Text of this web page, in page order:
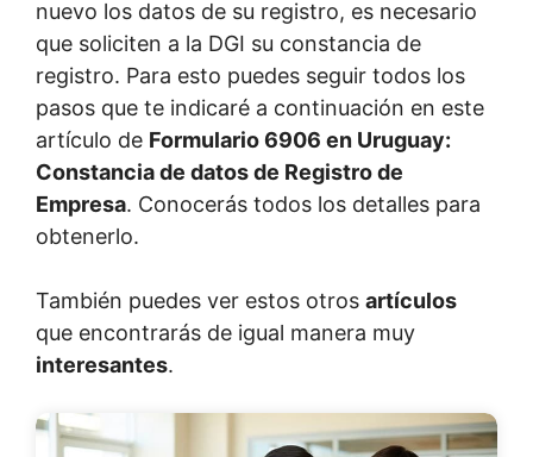
nuevo los datos de su registro, es necesario
que soliciten a la DGI su constancia de
registro. Para esto puedes seguir todos los
pasos que te indicaré a continuación en este
artículo de Formulario 6906 en Uruguay:
Constancia de datos de Registro de
Empresa. Conocerás todos los detalles para
obtenerlo.
También puedes ver estos otros artículos
que encontrarás de igual manera muy
interesantes.